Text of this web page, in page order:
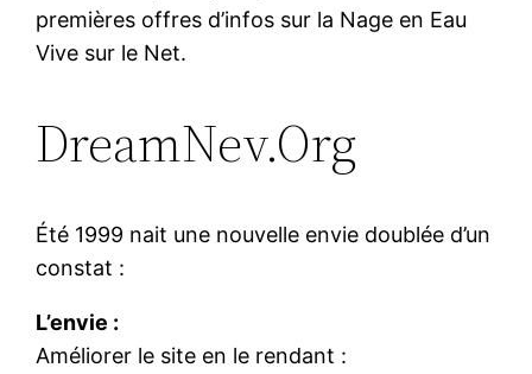
premières offres d’infos sur la Nage en Eau
Vive sur le Net.
DreamNev.Org
Été 1999 nait une nouvelle envie doublée d’un
constat :
L’envie :
Améliorer le site en le rendant :